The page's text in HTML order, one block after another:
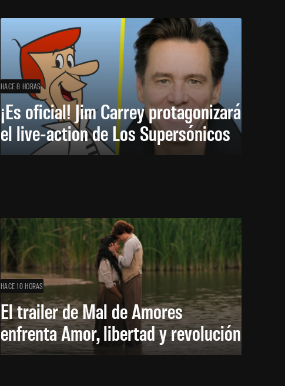
HACE 8 HORAS
¡Es oficial! Jim Carrey protagonizará
el live-action de Los Supersónicos
HACE 10 HORAS
El trailer de Mal de Amores
enfrenta Amor, libertad y revolución